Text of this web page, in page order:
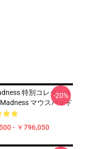
特別コレクショ
マウスパッド
- ￥796,050
-20%